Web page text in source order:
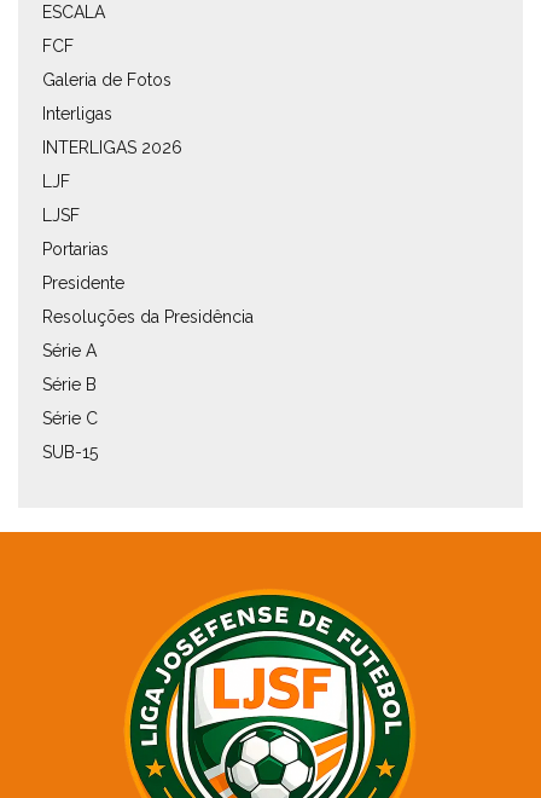
ESCALA
FCF
Galeria de Fotos
Interligas
INTERLIGAS 2026
LJF
LJSF
Portarias
Presidente
Resoluções da Presidência
Série A
Série B
Série C
SUB-15